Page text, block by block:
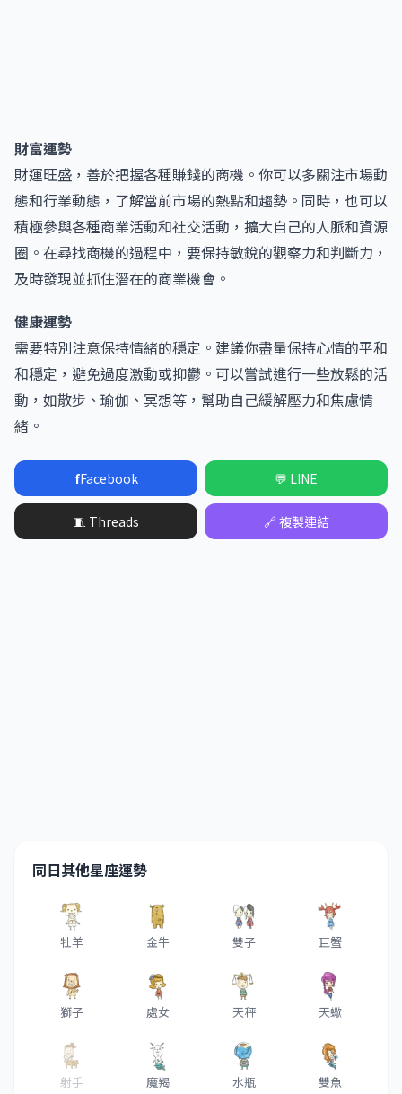
財富運勢
財運旺盛，善於把握各種賺錢的商機。你可以多關注市場動
態和行業動態，了解當前市場的熱點和趨勢。同時，也可以
積極參與各種商業活動和社交活動，擴大自己的人脈和資源
圈。在尋找商機的過程中，要保持敏銳的觀察力和判斷力，
及時發現並抓住潛在的商業機會。
健康運勢
需要特別注意保持情緒的穩定。建議你盡量保持心情的平和
和穩定，避免過度激動或抑鬱。可以嘗試進行一些放鬆的活
動，如散步、瑜伽、冥想等，幫助自己緩解壓力和焦慮情
緒。
fFacebook 💬 LINE
🧵 Threads 🔗 複製連結
同日其他星座運勢
牡羊 金牛 雙子 巨蟹
獅子 處女 天秤 天蠍
射手 魔羯 水瓶 雙魚